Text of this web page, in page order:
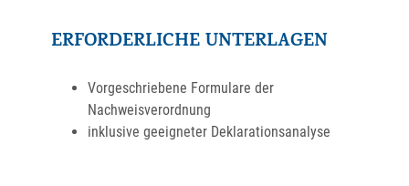
ERFORDERLICHE UNTERLAGEN
Vorgeschriebene Formulare der
Nachweisverordnung
inklusive geeigneter Deklarationsanalyse